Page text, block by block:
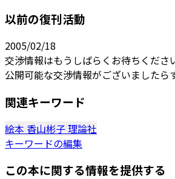
以前の復刊活動
2005/02/18
交渉情報はもうしばらくお待ちくださ
公開可能な交渉情報がございましたら
関連キーワード
絵本 香山彬子理論社
キーワードの編集
この本に関する情報を提供する